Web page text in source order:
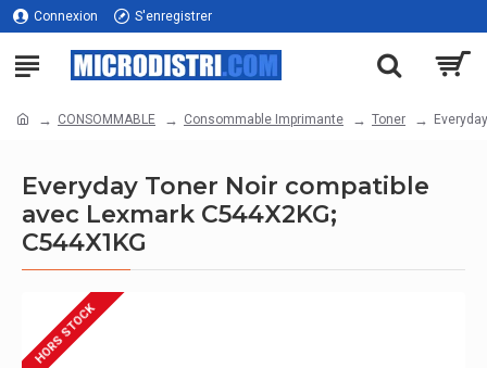
Connexion S'enregistrer
CONSOMMABLE Consommable Imprimante Toner
Everyday Toner Noir compatible
avec Lexmark C544X2KG;
C544X1KG
HORS STOCK